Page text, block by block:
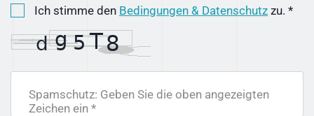
Ich stimme den Bedingungen & Datenschutz zu. *
Spamschutz: Geben Sie die oben angezeigten
Zeichen ein *